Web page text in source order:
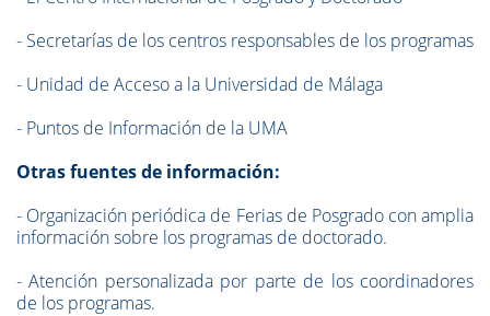
- Secretarías de los centros responsables de los programas
- Unidad de Acceso a la Universidad de Málaga
- Puntos de Información de la UMA
Otras fuentes de información:
- Organización periódica de Ferias de Posgrado con amplia
información sobre los programas de doctorado.
- Atención personalizada por parte de los coordinadores
de los programas.